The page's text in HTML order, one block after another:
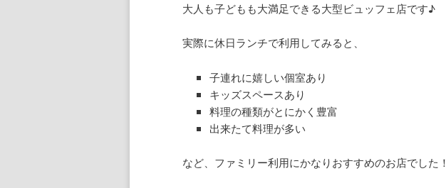
大人も子どもも大満足できる大型ビュッフェ店です♪
実際に休日ランチで利用してみると、
子連れに嬉しい個室あり
キッズスペースあり
料理の種類がとにかく豊富
出来たて料理が多い
など、ファミリー利用にかなりおすすめのお店でした！